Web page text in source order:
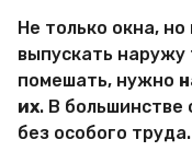
Не только окна,
выпускать
помешать, нужно
их. В большинстве
без особого